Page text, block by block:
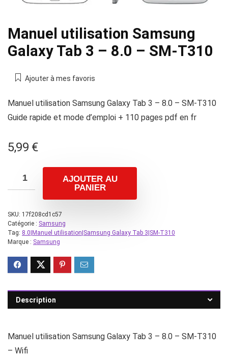
Manuel utilisation Samsung
Galaxy Tab 3 – 8.0 – SM-T310
Ajouter à mes favoris
Manuel utilisation Samsung Galaxy Tab 3 – 8.0 – SM-T310
Guide rapide et mode d’emploi + 110 pages pdf en fr
5,99 €
AJOUTER AU
PANIER
SKU: 17f208cd1c57
Catégorie : Samsung
Tag: 8.0|Manuel utilisation|Samsung Galaxy Tab 3|SM-T310
Marque : Samsung
Description
Manuel utilisation Samsung Galaxy Tab 3 – 8.0 – SM-T310
– Wifi